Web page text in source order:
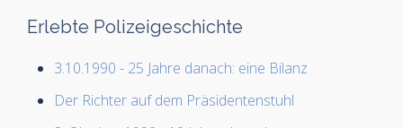
Erlebte Polizeigeschichte
3.10.1990 - 25 Jahre danach: eine Bilanz
Der Richter auf dem Präsidentenstuhl